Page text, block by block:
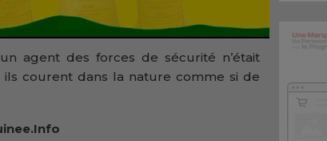
agent des forces de sécurité n’était
courent dans la nature comme si de